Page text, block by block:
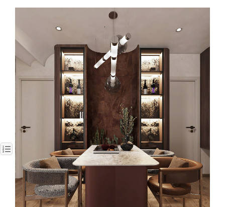
VILLA TRẢNG BOM: HIỆN ĐẠI CHO ĐẠI GIA
Xem Thêm